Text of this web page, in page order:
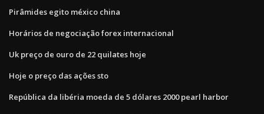
Pirâmides egito méxico china
Horários de negociação forex internacional
Uk preço de ouro de 22 quilates hoje
Hoje o preço das ações sto
República da libéria moeda de 5 dólares 2000 pearl harbor